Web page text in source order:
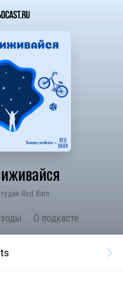
Red Barn
О подкасте